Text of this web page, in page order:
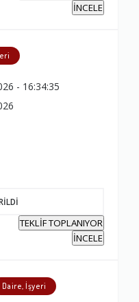
İNCELE
- 16:34:35
TEKLİF TOPLANIYOR
İNCELE
Daire, İşyeri